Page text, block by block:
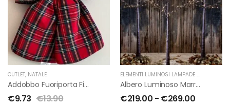
OUTLET, NATALE
Addobbo Fuoriporta Fiocco In Velluto Rosso O In Tartan
€9.73 €13.90
ELEMENTI LUMINOSI LAMPADE E LED
Albero Luminoso Marrone Interno-Esterno Di Fiorirà Un Giardino
€219.00 - €269.00